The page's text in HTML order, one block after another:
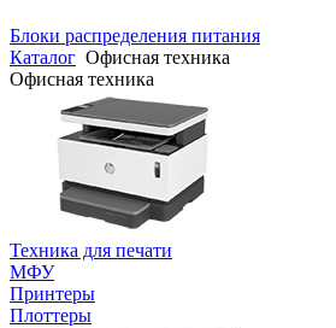
Блоки распределения питания
Каталог Офисная техника
Офисная техника
Техника для печати
МФУ
Принтеры
Плоттеры